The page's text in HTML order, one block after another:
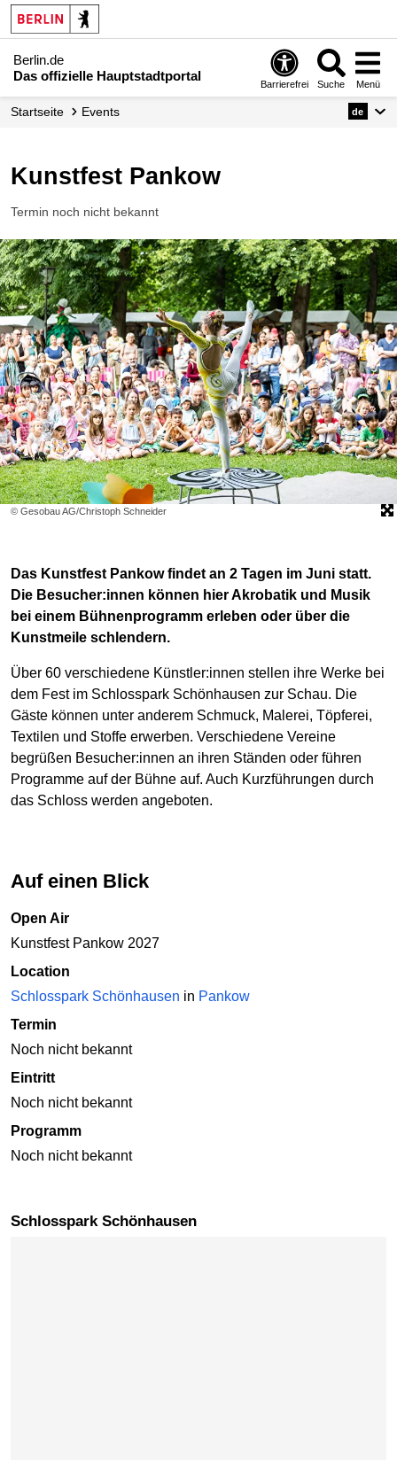
Berlin.de
Das offizielle Hauptstadtportal
Barrierefrei Suche Menü
Startseite Events de
Kunstfest Pankow
Termin noch nicht bekannt
© Gesobau AG/Christoph Schneider
Das Kunstfest Pankow findet an 2 Tagen im Juni statt.
Die Besucher:innen können hier Akrobatik und Musik
bei einem Bühnenprogramm erleben oder über die
Kunstmeile schlendern.
Über 60 verschiedene Künstler:innen stellen ihre Werke bei
dem Fest im Schlosspark Schönhausen zur Schau. Die
Gäste können unter anderem Schmuck, Malerei, Töpferei,
Textilen und Stoffe erwerben. Verschiedene Vereine
begrüßen Besucher:innen an ihren Ständen oder führen
Programme auf der Bühne auf. Auch Kurzführungen durch
das Schloss werden angeboten.
Auf einen Blick
Open Air
Kunstfest Pankow 2027
Location
Schlosspark Schönhausen in Pankow
Termin
Noch nicht bekannt
Eintritt
Noch nicht bekannt
Programm
Noch nicht bekannt
Schlosspark Schönhausen